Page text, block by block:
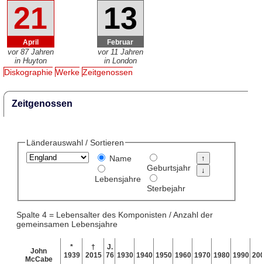
21
April
vor 87 Jahren
in Huyton
13
Februar
vor 11 Jahren
in London
Diskographie Werke Zeitgenossen
Zeitgenossen
Länderauswahl / Sortieren
Name
Lebensjahre
Geburtsjahr
Sterbejahr
Spalte 4 = Lebensalter des Komponisten / Anzahl der
gemeinsamen Lebensjahre
John
McCabe
*
1939
†
2015
J.
76 1930 1940 1950 1960 1970 1980 1990